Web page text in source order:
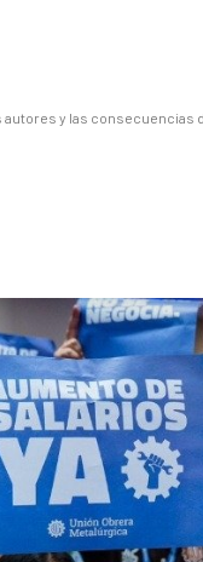
y las consecuencias